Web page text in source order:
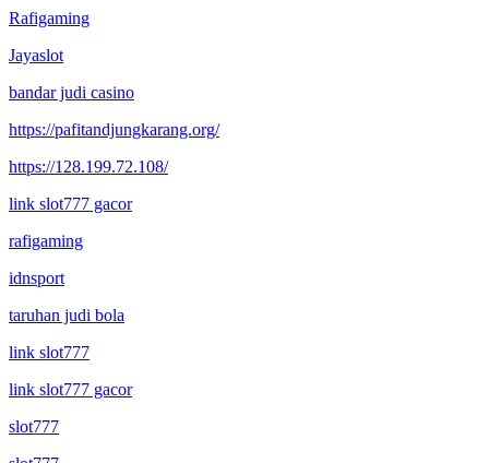
Rafigaming
Jayaslot
bandar judi casino
https://pafitandjungkarang.org/
https://128.199.72.108/
link slot777 gacor
rafigaming
idnsport
taruhan judi bola
link slot777
link slot777 gacor
slot777